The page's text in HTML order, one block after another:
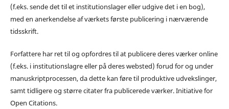
(f.eks. sende det til et institutionslager eller udgive det i en bog),
med en anerkendelse af værkets første publicering i nærværende
tidsskrift.
Forfattere har ret til og opfordres til at publicere deres værker online
(f.eks. i institutionslagre eller på deres websted) forud for og under
manuskriptprocessen, da dette kan føre til produktive udvekslinger,
samt tidligere og større citater fra publicerede værker. Initiative for
Open Citations.